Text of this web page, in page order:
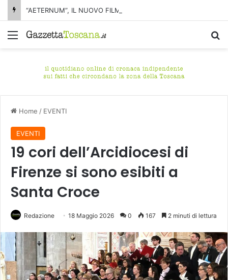
Menu
Home / EVENTI
EVENTI
19 cori dell’Arcidiocesi di
Firenze si sono esibiti a
Santa Croce
Redazione 18 Maggio 2026 0 167 2 minuti di lettura